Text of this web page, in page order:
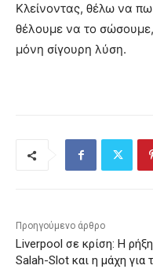
Κλείνοντας, θέλω να πω
θέλουμε να το
μόνη σίγουρη λύση.
Προηγούμενο άρθρο
Liverpool σε κρίση: Η ρήξη
Salah-Slot και η μάχη για